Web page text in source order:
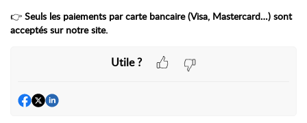
👉 Seuls les paiements par carte bancaire (Visa, Mastercard…) sont
acceptés sur notre site.
Utile ?